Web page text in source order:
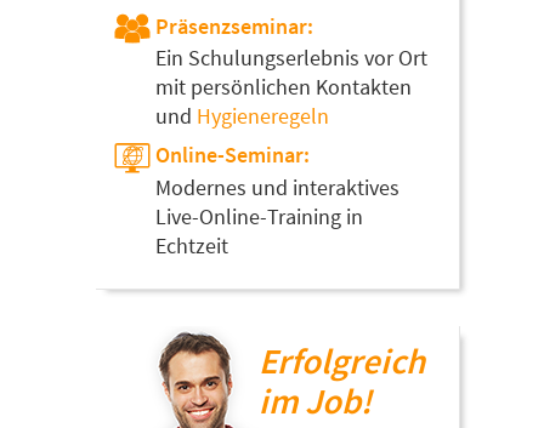
Präsenzseminar:
Ein Schulungserlebnis vor Ort
mit persönlichen Kontakten
und Hygieneregeln
Online-Seminar:
Modernes und interaktives
Live-Online-Training in
Echtzeit
Erfolgreich
im Job!